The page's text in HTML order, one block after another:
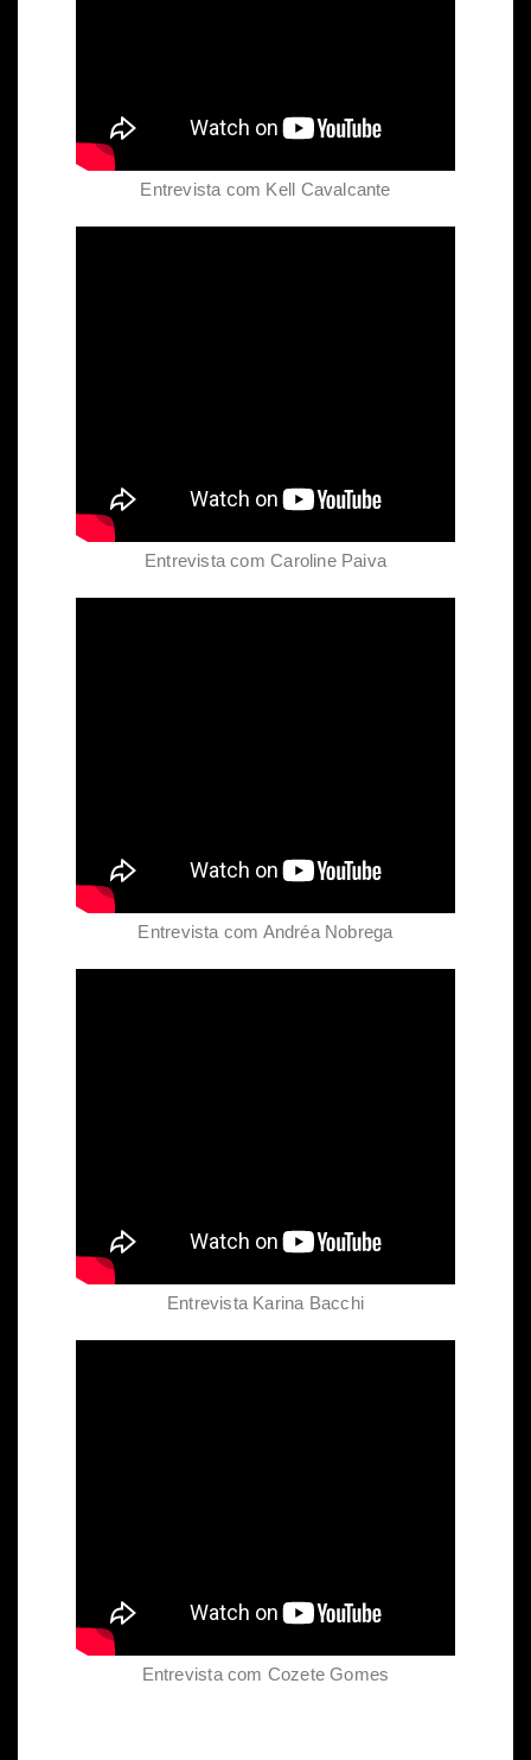
Entrevista com Kell Cavalcante
Entrevista com Caroline Paiva
Entrevista com Andréa Nobrega
Entrevista Karina Bacchi
Entrevista com Cozete Gomes